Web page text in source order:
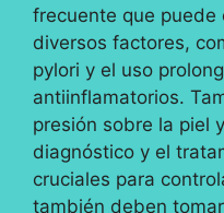
frecuente que puede
diversos factores,
pylori y el uso
antiinflamatorios.
presión sobre la piel
diagnóstico y el
cruciales para
también deben